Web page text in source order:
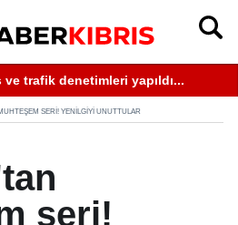
trafik denetimleri yapıldı...
SERI! YENILGIYI UNUTTULAR
seri!